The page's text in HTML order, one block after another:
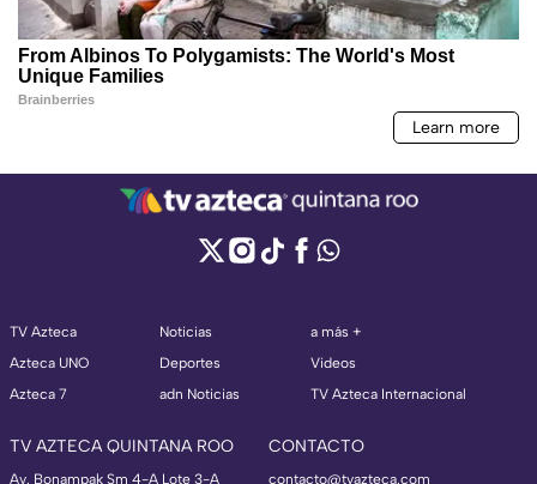
TV Azteca
Azteca UNO
Azteca 7
Noticias
Deportes
adn Noticias
a más +
Videos
TV Azteca Internacional
TV AZTECA QUINTANA ROO
Av. Bonampak Sm 4-A Lote 3-A
CONTACTO
contacto@tvazteca.com